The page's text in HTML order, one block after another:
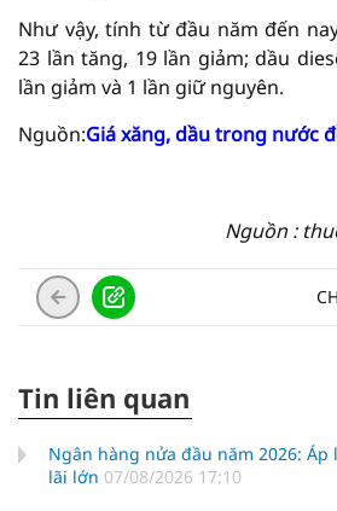
Như vậy, tính từ đầu năm đến
23 lần tăng, 19 lần giảm; dầu
lần giảm và 1 lần giữ nguyên.
Nguồn:Giá xăng, dầu trong nước
Nguồn :
Tin liên quan
Ngân hàng nửa đầu năm 2026:
lãi lớn 07/08/2026 17:10